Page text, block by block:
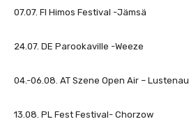
f
T
07.07. Fl Himos Festival -Jämsä
24.07. DE Parookaville -Weeze
04.-06.08. AT Szene Open Air – Lustenau
13.08. PL Fest Festival- Chorzow